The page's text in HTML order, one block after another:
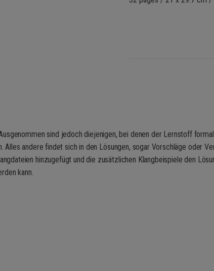
sind jedoch diejenigen, bei denen der Lernstoff
andere findet sich in den Lösungen, sogar Vorschläge oder
hinzugefügt und die zusätzlichen Klangbeispiele den
kann.